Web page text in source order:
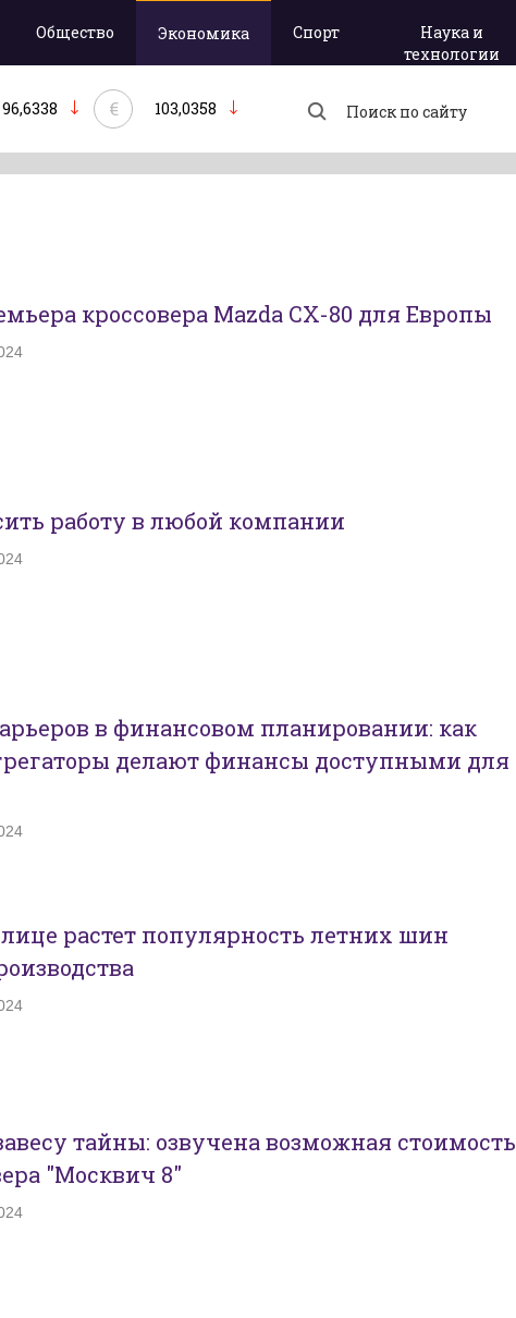
Общество Экономика Спорт
Наука и
технологии
96,6338 € 103,0358
кроссовера Mazda CX-80 для Европы
работу в любой компании
в финансовом планировании: как
делают финансы доступными для
растет популярность летних шин
тайны: озвучена возможная стоимость
"Москвич 8"